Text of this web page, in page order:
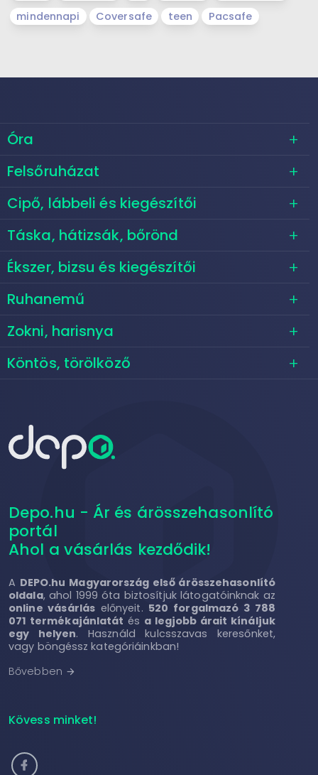
mindennapi
Coversafe teen Pacsafe
Óra
Felsőruházat
Cipő, lábbeli és kiegészítői
Táska, hátizsák, bőrönd
Ékszer, bizsu és kiegészítői
Ruhanemű
Zokni, harisnya
Köntös, törölköző
Depo.hu - Ár és árösszehasonlító
portál
Ahol a vásárlás kezdődik!
A DEPO.hu Magyarország első árösszehasonlító
oldala, ahol 1999 óta biztosítjuk látogatóinknak az
online vásárlás előnyeit. 520 forgalmazó 3 788
071 termékajánlatát és a legjobb árait kínáljuk
egy helyen. Használd kulcsszavas keresőnket,
vagy böngéssz kategóriáinkban!
Bővebben arrow_forward
Kövess minket!